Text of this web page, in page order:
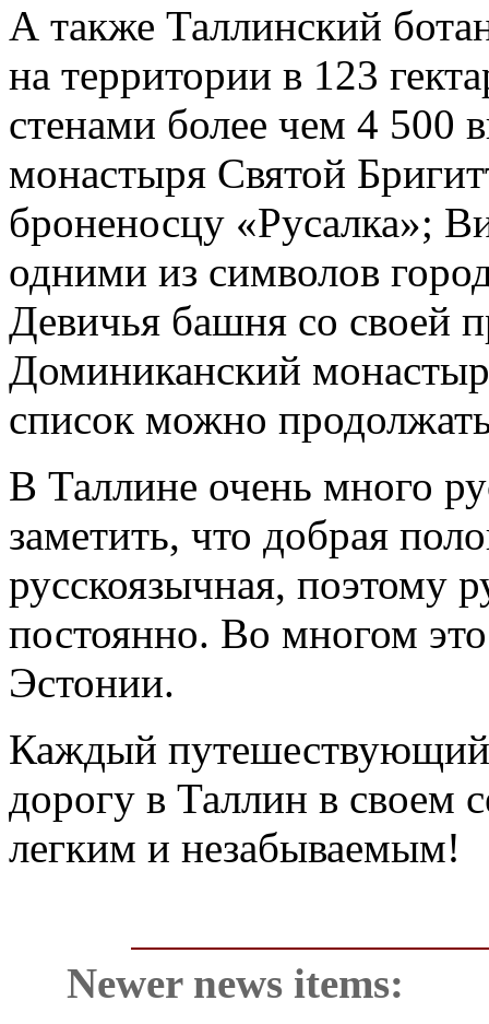
А также Таллинский
на территории в 123
стенами более чем 4 500
монастыря Святой
броненосцу «Русалка»;
одними из символов
Девичья башня со своей
Доминиканский
список можно
В Таллине очень много
заметить, что добрая
русскоязычная, поэтому
постоянно. Во многом
Эстонии.
Каждый
дорогу в Таллин в своем
легким и незабываемым!
Newer news items: